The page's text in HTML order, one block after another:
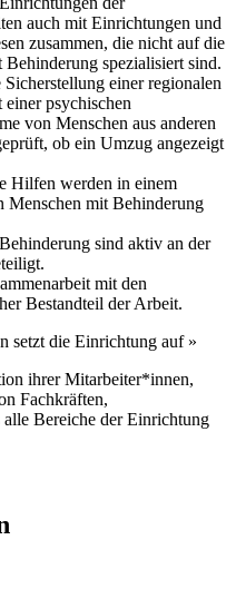
auch mit Einrichtungen und
zusammen, die nicht auf die
spezialisiert sind.
einer regionalen
psychischen
von Menschen aus anderen
ob ein Umzug angezeigt
Hilfen werden in einem
mit Behinderung
sind aktiv an der
mit den
Bestandteil der Arbeit.
setzt die Einrichtung auf »
ihrer Mitarbeiter*innen,
Fachkräften,
alle Bereiche der Einrichtung